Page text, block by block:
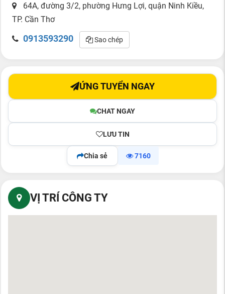
64A, đường 3/2, phường Hưng Lợi, quận Ninh Kiều,
TP. Cần Thơ
0913593290 Sao chép
CHAT NGAY
LƯU TIN
ỨNG TUYỂN NGAY
Chia sẻ 7160
VỊ TRÍ CÔNG TY